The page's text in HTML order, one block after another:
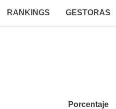
RANKINGS GESTORAS
Porcentaje